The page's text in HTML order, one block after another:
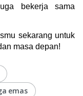
bekerja sama
sekarang untuk
masa depan!
emas